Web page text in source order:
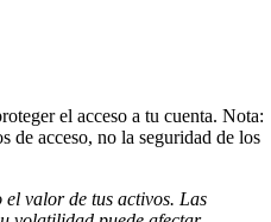
el acceso a tu cuenta. Nota:
de acceso, no la seguridad de los
el valor de tus activos. Las